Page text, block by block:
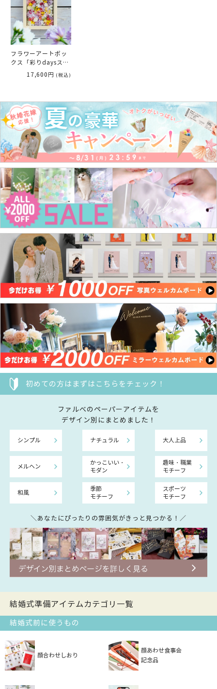
フラワーアートボッ
クス「彩りdaysスク
エア」両親プレゼン
トMARRY ［別配送
17,600円 (税込)
初めての方はまずはこちらをチェック！
ファルべのペーパーアイテムを
デザイン別にまとめました！
シンプル ナチュラル 大人上品
メルヘン
かっこいい・
モダン
趣味・職業
モチーフ
和風
季節
モチーフ
スポーツ
モチーフ
＼あなたにぴったりの雰囲気がきっと見つかる！／
結婚式準備アイテムカテゴリ一覧
結婚式前に使うもの
顔合わせしおり
顔あわせ食事会
記念品